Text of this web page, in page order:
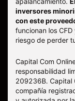
inversores
con este
funcionan los
riesgo de perder
Capital Com
responsabilidad
209236B. Capital
compañía